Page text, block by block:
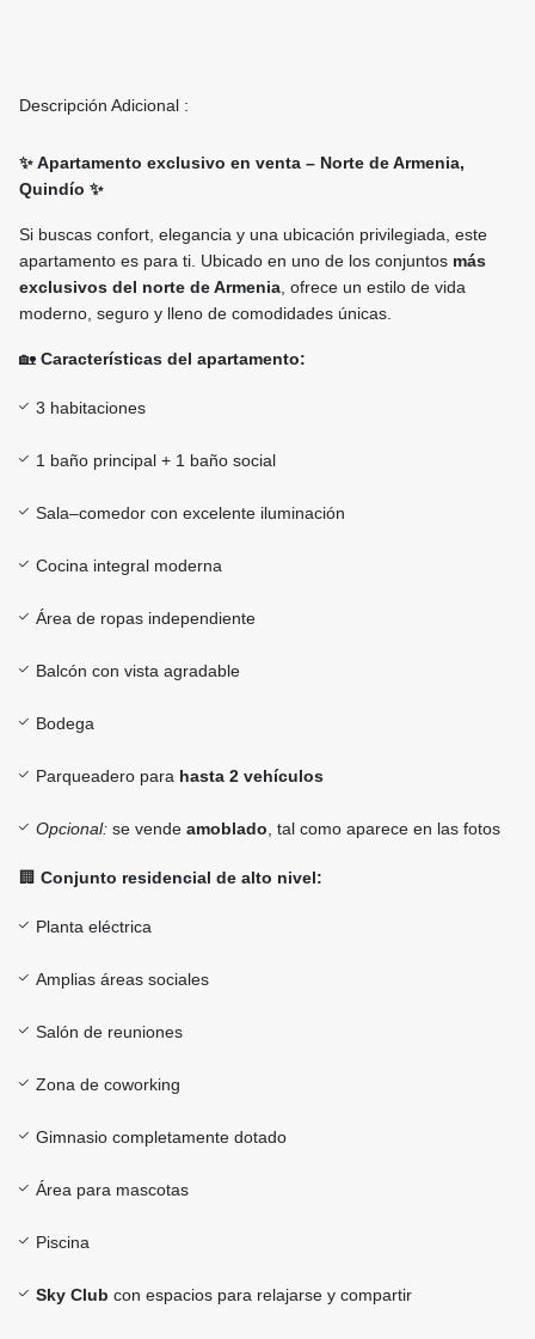
Descripción Adicional :
✨ Apartamento exclusivo en venta – Norte de Armenia,
Quindío ✨
Si buscas confort, elegancia y una ubicación privilegiada, este
apartamento es para ti. Ubicado en uno de los conjuntos más
exclusivos del norte de Armenia , ofrece un estilo de vida
moderno, seguro y lleno de comodidades únicas.
🏡 Características del apartamento:
3 habitaciones
1 baño principal + 1 baño social
Sala–comedor con excelente iluminación
Cocina integral moderna
Área de ropas independiente
Balcón con vista agradable
Bodega
Parqueadero para hasta 2 vehículos
Opcional: se vende amoblado , tal como aparece en las fotos
🏢 Conjunto residencial de alto nivel:
Planta eléctrica
Amplias áreas sociales
Salón de reuniones
Zona de coworking
Gimnasio completamente dotado
Área para mascotas
Piscina
Sky Club con espacios para relajarse y compartir